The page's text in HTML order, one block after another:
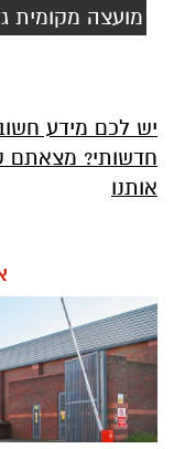
מועצה מקומית
יש לכם מידע
חדשותי?
אותנו